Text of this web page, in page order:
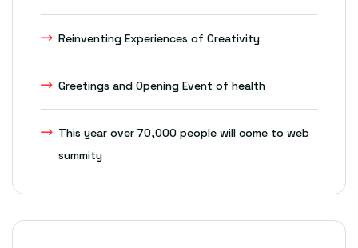
Reinventing Experiences of Creativity
Greetings and Opening Event of health
This year over 70,000 people will come to web
summity